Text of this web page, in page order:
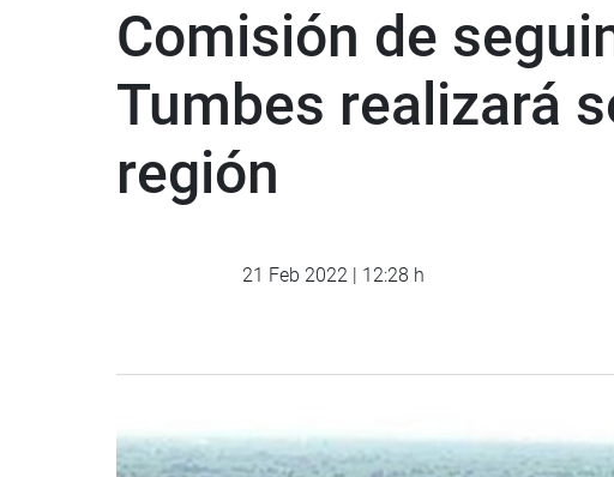
Comisión de
Tumbes realizará
región
21 Feb 2022 | 12:28 h